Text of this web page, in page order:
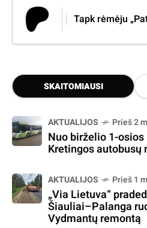
Tapk rėmėju
SKAITOMIAUSI
AKTUALIJOS Prieš 2
Nuo birželio 1-
Kretingos
AKTUALIJOS Prieš 1
„Via Lietuva“
Šiauliai–Palanga
Vydmantų remontą